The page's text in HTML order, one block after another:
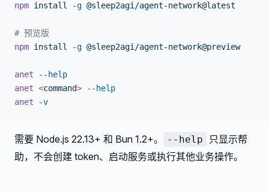
npm install -g @sleep2agi/agent-network@latest
# 预览版
npm install -g @sleep2agi/agent-network@preview
anet --help
anet <command> --help
anet -v
需要 Node.js 22.13+ 和 Bun 1.2+。 --help
只显示帮
助，不会创建 token、启动服务或执行其他业务操作。